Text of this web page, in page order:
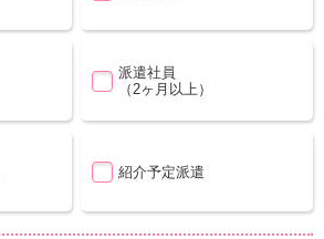
派遣社員
（2ヶ月以上）
紹介予定派遣